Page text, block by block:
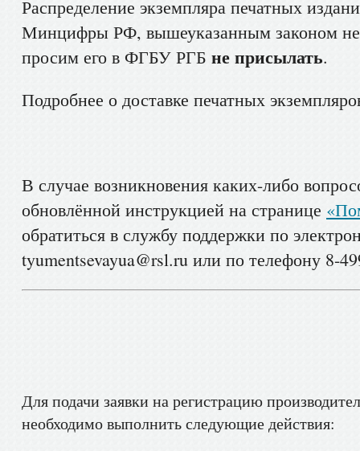
Распределение экземпляра печатных
Минцифры РФ, вышеуказанным законом не
просим его в ФГБУ РГБ не присылать.
Подробнее о доставке печатных
В случае возникновения каких-либо
обновлённой инструкцией на странице
обратиться в службу поддержки по
tyumentsevayua@rsl.ru или по телефону 8-
Для подачи заявки на регистрацию
необходимо выполнить следующие действия: